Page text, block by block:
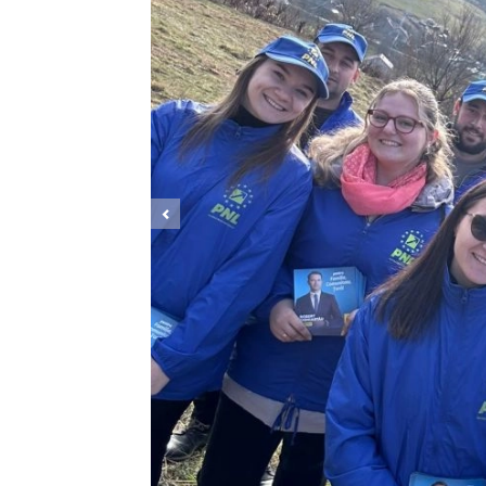
Previous